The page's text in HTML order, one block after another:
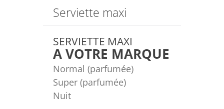
Serviette maxi
SERVIETTE MAXI
A VOTRE MARQUE
Normal (parfumée)
Super (parfumée)
Nuit